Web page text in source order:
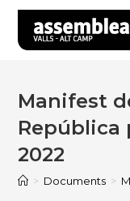
Skip
content
Manifest
República
2022
> Documents >